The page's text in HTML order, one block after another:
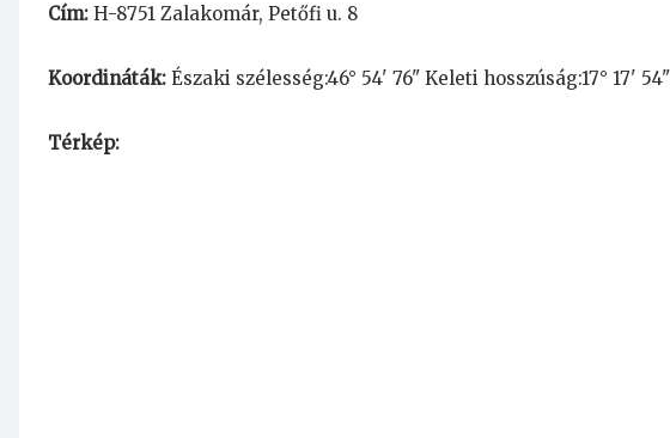
Cím: H-8751 Zalakomár, Petőfi u. 8
Koordináták: Északi szélesség:46° 54' 76" Keleti hosszúság:17° 17' 54"
Térkép: